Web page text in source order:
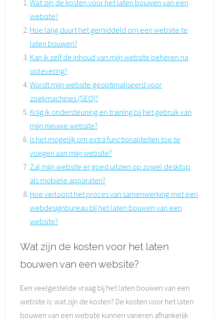
Wat zijn de kosten voor het laten bouwen van een
website?
Hoe lang duurt het gemiddeld om een website te
laten bouwen?
Kan ik zelf de inhoud van mijn website beheren na
oplevering?
Wordt mijn website geoptimaliseerd voor
zoekmachines (SEO)?
Krijg ik ondersteuning en training bij het gebruik van
mijn nieuwe website?
Is het mogelijk om extra functionaliteiten toe te
voegen aan mijn website?
Zal mijn website er goed uitzien op zowel desktop
als mobiele apparaten?
Hoe verloopt het proces van samenwerking met een
webdesignbureau bij het laten bouwen van een
website?
Wat zijn de kosten voor het laten
bouwen van een website?
Een veelgestelde vraag bij het laten bouwen van een
website is: wat zijn de kosten? De kosten voor het laten
bouwen van een website kunnen variëren afhankelijk